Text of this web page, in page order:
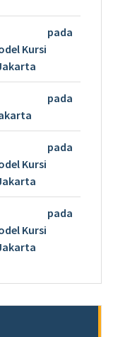
pada
Kursi
pada
pada
Kursi
pada
Kursi